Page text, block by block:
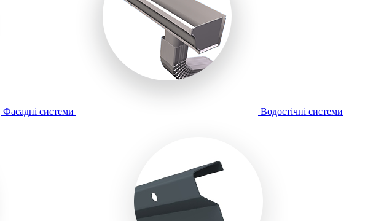
Фасадні системи Водостічні системи